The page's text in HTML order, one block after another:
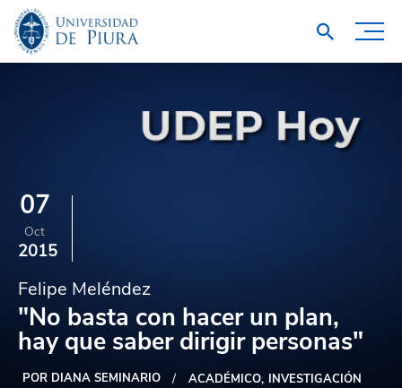
07
Oct
2015
Felipe Meléndez
"No basta con hacer un plan,
hay que saber dirigir personas"
POR DIANA SEMINARIO ACADÉMICO INVESTIGACIÓN